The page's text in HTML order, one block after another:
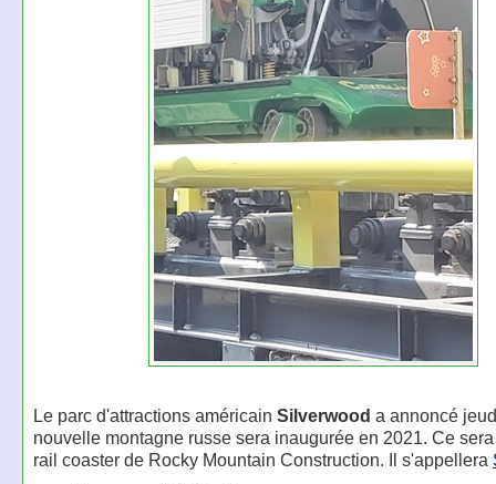
Le parc d'attractions américain Silverwood a annoncé
nouvelle montagne russe sera inaugurée en 2021. Ce
rail coaster de Rocky Mountain Construction. Il s'appellera